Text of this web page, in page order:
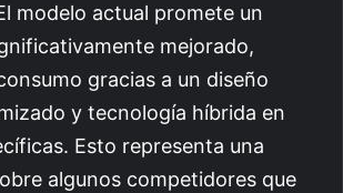
modelo actual promete un
mejorado,
gracias a un diseño
y tecnología híbrida en
Esto representa una
algunos competidores que